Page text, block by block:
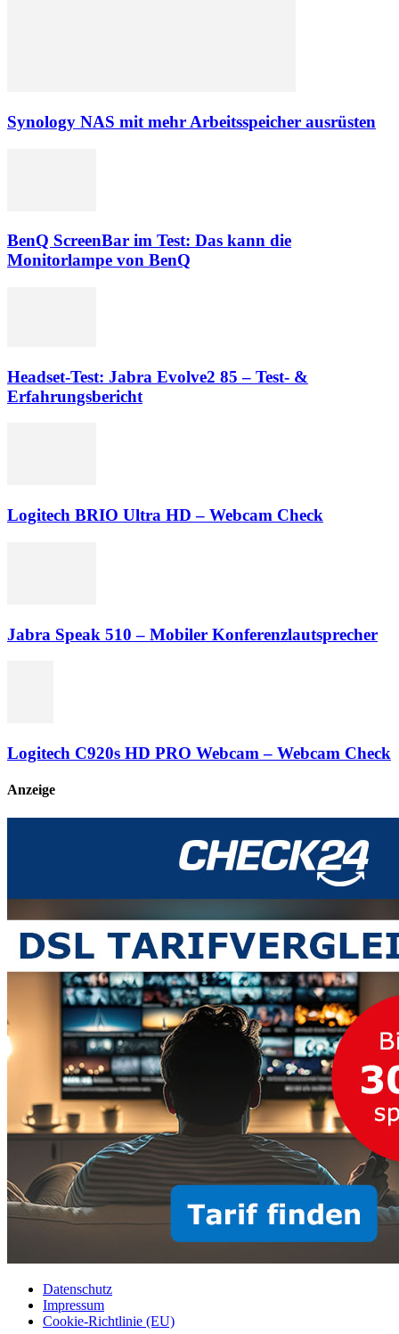
Synology NAS mit mehr Arbeitsspeicher ausrüsten
BenQ ScreenBar im Test: Das kann die
Monitorlampe von BenQ
Headset-Test: Jabra Evolve2 85 – Test- &
Erfahrungsbericht
Logitech BRIO Ultra HD – Webcam Check
Jabra Speak 510 – Mobiler Konferenzlautsprecher
Logitech C920s HD PRO Webcam – Webcam Check
Anzeige
Datenschutz
Impressum
Cookie-Richtlinie (EU)